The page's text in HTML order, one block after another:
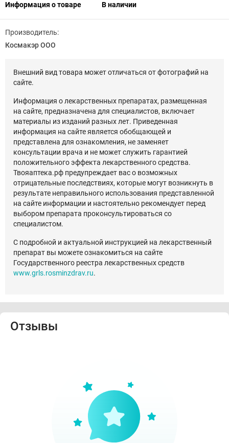
Информация о товаре В наличии
Производитель:
Космакэр ООО
Внешний вид товара может отличаться от фотографий на
сайте.
Информация о лекарственных препаратах, размещенная
на сайте, предназначена для специалистов, включает
материалы из изданий разных лет. Приведенная
информация на сайте является обобщающей и
представлена для ознакомления, не заменяет
консультации врача и не может служить гарантией
положительного эффекта лекарственного средства.
Твояаптека.рф предупреждает вас о возможных
отрицательные последствиях, которые могут возникнуть в
результате неправильного использования представленной
на сайте информации и настоятельно рекомендует перед
выбором препарата проконсультироваться со
специалистом.
С подробной и актуальной инструкцией на лекарственный
препарат вы можете ознакомиться на сайте
Государственного реестра лекарственных средств
www.grls.rosminzdrav.ru.
Отзывы